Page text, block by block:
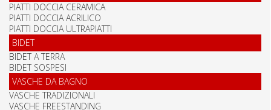
PIATTI DOCCIA CERAMICA
PIATTI DOCCIA ACRILICO
PIATTI DOCCIA ULTRAPIATTI
BIDET
BIDET A TERRA
BIDET SOSPESI
VASCHE DA BAGNO
VASCHE TRADIZIONALI
VASCHE FREESTANDING